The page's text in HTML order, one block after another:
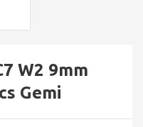
W2 9mm
Gemi